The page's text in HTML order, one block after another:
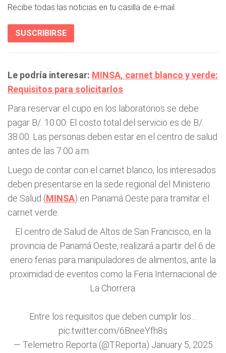
Recibe todas las noticias en tu casilla de e-mail.
SUSCRIBIRSE
Le podría interesar: MINSA, carnet blanco y verde:
Requisitos para solicitarlos
Para reservar el cupo en los laboratorios se debe
pagar B/. 10.00. El costo total del servicio es de B/.
38.00. Las personas deben estar en el centro de salud
antes de las 7:00 a.m.
Luego de contar con el carnet blanco, los interesados
deben presentarse en la sede regional del Ministerio
de Salud (MINSA) en Panamá Oeste para tramitar el
carnet verde.
El centro de Salud de Altos de San Francisco, en la
provincia de Panamá Oeste, realizará a partir del 6 de
enero ferias para manipuladores de alimentos, ante la
proximidad de eventos como la Feria Internacional de
La Chorrera.
Entre los requisitos que deben cumplir los…
pic.twitter.com/6BneeYfh8s
— Telemetro Reporta (@TReporta) January 5, 2025